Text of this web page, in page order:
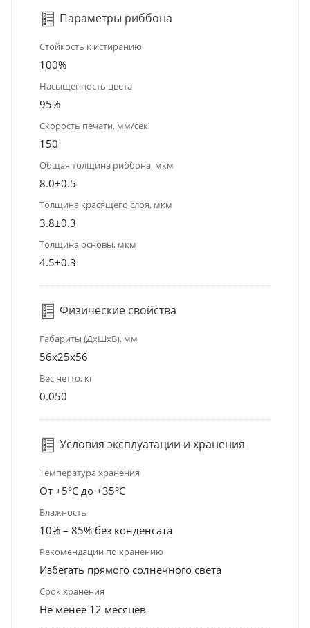
Параметры риббона
Стойкость к истиранию
100%
Насыщенность цвета
95%
Скорость печати, мм/сек
150
Общая толщина риббона, мкм
8.0±0.5
Толщина красящего слоя, мкм
3.8±0.3
Толщина основы, мкм
4.5±0.3
Физические свойства
Габариты (ДхШхВ), мм
56x25x56
Вес нетто, кг
0.050
Условия эксплуатации и хранения
Температура хранения
От +5°С до +35°С
Влажность
10% – 85% без конденсата
Рекомендации по хранению
Избегать прямого солнечного света
Срок хранения
Не менее 12 месяцев